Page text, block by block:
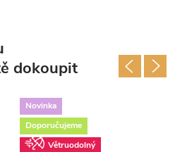
dokoupit
Novinka
Doporučujeme
Větruodolný